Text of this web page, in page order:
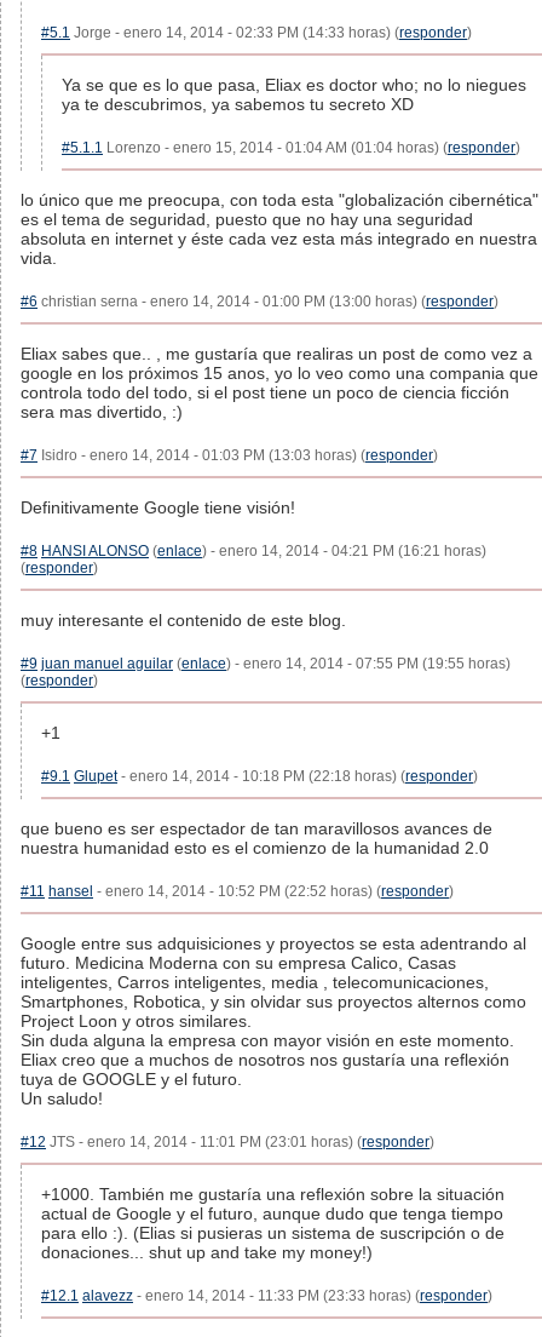
#5.1 Jorge - enero 14, 2014 - 02:33 PM (14:33 horas) (responder)
Ya se que es lo que pasa, Eliax es doctor who; no lo niegues
ya te descubrimos, ya sabemos tu secreto XD
#5.1.1 Lorenzo - enero 15, 2014 - 01:04 AM (01:04 horas) (responder)
lo único que me preocupa, con toda esta "globalización cibernética"
es el tema de seguridad, puesto que no hay una seguridad
absoluta en internet y éste cada vez esta más integrado en nuestra
vida.
#6 christian serna - enero 14, 2014 - 01:00 PM (13:00 horas) (responder)
Eliax sabes que.. , me gustaría que realiras un post de como vez a
google en los próximos 15 anos, yo lo veo como una compania que
controla todo del todo, si el post tiene un poco de ciencia ficción
sera mas divertido, :)
#7 Isidro - enero 14, 2014 - 01:03 PM (13:03 horas) (responder)
Definitivamente Google tiene visión!
#8 HANSI ALONSO (enlace) - enero 14, 2014 - 04:21 PM (16:21 horas)
(responder)
muy interesante el contenido de este blog.
#9 juan manuel aguilar (enlace) - enero 14, 2014 - 07:55 PM (19:55 horas)
(responder)
+1
#9.1 Glupet- enero 14, 2014 - 10:18 PM (22:18 horas) (responder)
que bueno es ser espectador de tan maravillosos avances de
nuestra humanidad esto es el comienzo de la humanidad 2.0
#11 hansel - enero 14, 2014 - 10:52 PM (22:52 horas) (responder)
Google entre sus adquisiciones y proyectos se esta adentrando al
futuro. Medicina Moderna con su empresa Calico, Casas
inteligentes, Carros inteligentes, media , telecomunicaciones,
Smartphones, Robotica, y sin olvidar sus proyectos alternos como
Project Loon y otros similares.
Sin duda alguna la empresa con mayor visión en este momento.
Eliax creo que a muchos de nosotros nos gustaría una reflexión
tuya de GOOGLE y el futuro.
Un saludo!
#12 JTS - enero 14, 2014 - 11:01 PM (23:01 horas) (responder)
+1000. También me gustaría una reflexión sobre la situación
actual de Google y el futuro, aunque dudo que tenga tiempo
para ello :). (Elias si pusieras un sistema de suscripción o de
donaciones... shut up and take my money!)
#12.1 alavezz - enero 14, 2014 - 11:33 PM (23:33 horas) (responder)